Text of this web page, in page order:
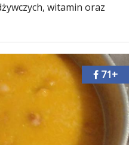
witamin oraz
71+